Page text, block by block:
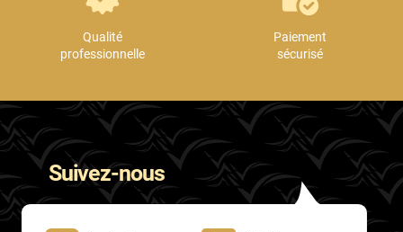
Qualité
professionnelle
Paiement
sécurisé
Suivez-nous